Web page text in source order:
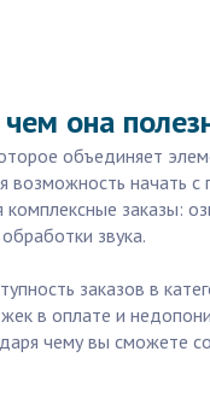
она
объединяет
начать
заказы:
звука.
заказов в
в оплате и
чему вы сможете